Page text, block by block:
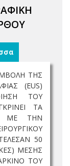
ΤΗΣ
(EUS)
ΤΟΥ
ΤΑ
ΜΕ ΤΗΝ
50
ΜΕΣΗΣ
ΤΟΥ